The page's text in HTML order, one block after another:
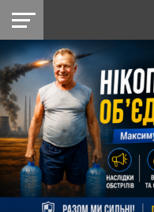
НІКОПОЛЬ
РАЙОН
СІЧЕСЛАВСЬКА
УКРАЇНА
РЕТРО
НІКОПОЛЬ
ЛАЙТ
УКРАЇНА
ДОПОМОГА
РАДІО